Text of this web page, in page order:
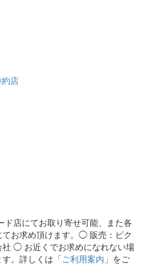
店
店にてお取り寄せ可能、また各
お求め頂けます。◯ 販売：ビク
社 ◯ お近くでお求めになれない場
。詳しくは「ご利用案内 」をご